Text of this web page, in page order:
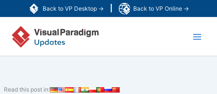
Back to VP Desktop → Back to VP Online →
容
Read this post in: